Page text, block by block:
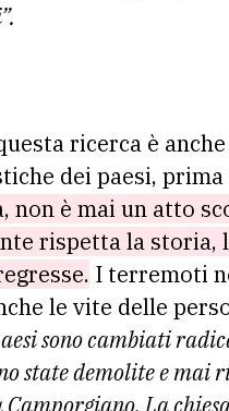
ricerca è
dei paesi, prima
non è mai un atto
rispetta la storia,
I terremoti
le vite delle
sono cambiati
state demolite e mai
La